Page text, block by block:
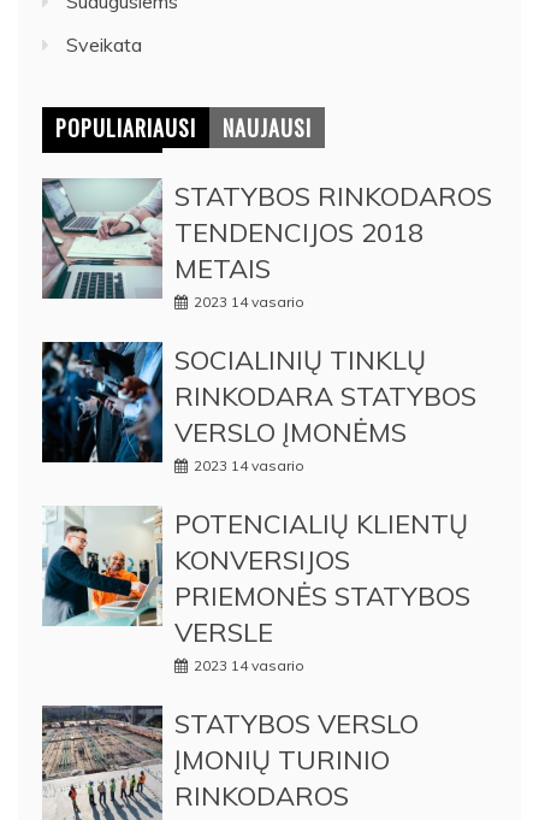
Sveikata
POPULIARIAUSI NAUJAUSI
STATYBOS RINKODAROS
TENDENCIJOS 2018
METAIS
2023 14 vasario
SOCIALINIŲ TINKLŲ
RINKODARA STATYBOS
VERSLO ĮMONĖMS
2023 14 vasario
POTENCIALIŲ KLIENTŲ
KONVERSIJOS
PRIEMONĖS STATYBOS
VERSLE
2023 14 vasario
STATYBOS VERSLO
ĮMONIŲ TURINIO
RINKODAROS